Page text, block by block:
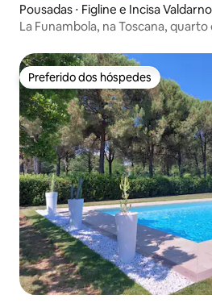
Pousadas ⋅ Figline e Incisa Valdarno
La Funambola, na Toscana,
Preferido dos hóspedes
Preferido dos hóspedes